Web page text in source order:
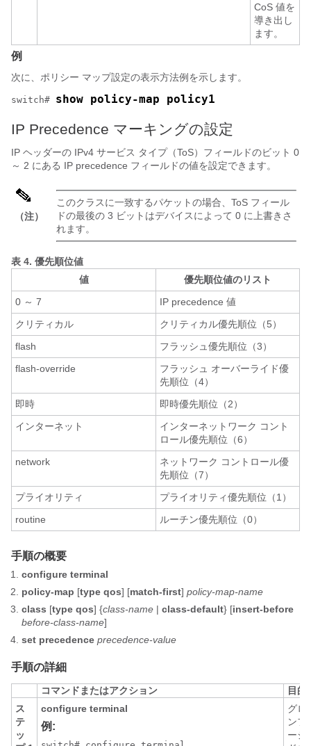
CoS 値を
導き出し
ます。
例
次に、ポリシー マップ設定の表示方法例を示します。
switch# show policy-map policy1
IP Precedence マーキングの設定
IP ヘッダーの IPv4 サービス タイプ（ToS）フィールドのビット 0
～ 2 にある IP precedence フィールドの値を設定できます。
（注）
このクラスに一致するパケットの場合、ToS フィール
ドの最後の 3 ビットはデバイスによって 0 に上書きさ
れます。
表 4. 優先順位値
値
優先順位値のリスト
0 ～ 7
IP precedence 値
クリティカル
クリティカル優先順位（5）
flash
フラッシュ優先順位（3）
flash-override
フラッシュ オーバーライド優
先順位（4）
即時
即時優先順位（2）
インターネット
インターネットワーク コント
ロール優先順位（6）
network
ネットワーク コントロール優
先順位（7）
プライオリティ
プライオリティ優先順位（1）
routine
ルーチン優先順位（0）
手順の概要
configure terminal
policy-map [type qos] [match-first] policy-map-name
class [type qos] {class-name | class-default} [insert-before
before-class-name]
set precedence precedence-value
手順の詳細
コマンドまたはアクション
目的
ス
テ
ッ
configure terminal
例:
グロ
ンフ
ーシ